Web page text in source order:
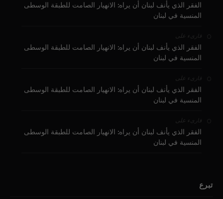
الفقر الذي يأنف لبنان أن يراه: الانهيار الصامت للطبقة الوسطى
المنسية في لبنان
قارىء على
الفقر الذي يأنف لبنان أن يراه: الانهيار الصامت للطبقة الوسطى
المنسية في لبنان
قارىء على
الفقر الذي يأنف لبنان أن يراه: الانهيار الصامت للطبقة الوسطى
المنسية في لبنان
قارىء على
الفقر الذي يأنف لبنان أن يراه: الانهيار الصامت للطبقة الوسطى
المنسية في لبنان
تبرع